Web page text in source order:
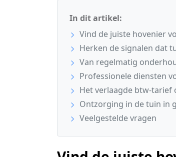
In dit artikel:
Vind de juiste hovenier
Herken de signalen dat
Van regelmatig
Professionele diensten
Het verlaagde btw-tarief
Ontzorging in de tuin in
Veelgestelde vragen